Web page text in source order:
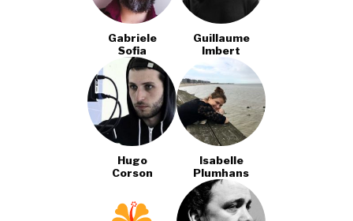
Gabriele
Sofia
Guillaume
Imbert
Hugo
Corson
Isabelle
Plumhans